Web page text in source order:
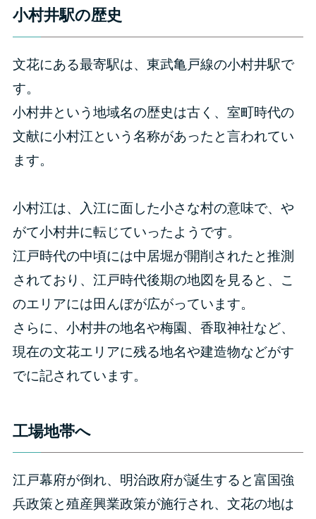
小村井駅の歴史
文花にある最寄駅は、東武亀戸線の小村井駅で
す。
小村井という地域名の歴史は古く、室町時代の
文献に小村江という名称があったと言われてい
ます。
小村江は、入江に面した小さな村の意味で、や
がて小村井に転じていったようです。
江戸時代の中頃には中居堀が開削されたと推測
されており、江戸時代後期の地図を見ると、こ
のエリアには田んぼが広がっています。
さらに、小村井の地名や梅園、香取神社など、
現在の文花エリアに残る地名や建造物などがす
でに記されています。
工場地帯へ
江戸幕府が倒れ、明治政府が誕生すると富国強
兵政策と殖産興業政策が施行され、文花の地は